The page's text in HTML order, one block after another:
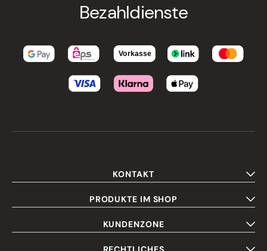
Bezahldienste
KONTAKT
PRODUKTE IM SHOP
KUNDENZONE